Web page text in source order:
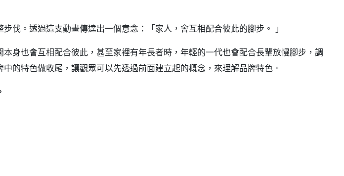
伐。透過這支動畫傳達出一個意念：「家人，會互相配合彼此的腳步。 」
身也會互相配合彼此，甚至家裡有年長者時，年輕的一代也會配合長輩放慢腳步，調
的特色做收尾，讓觀眾可以先透過前面建立起的概念，來理解品牌特色。